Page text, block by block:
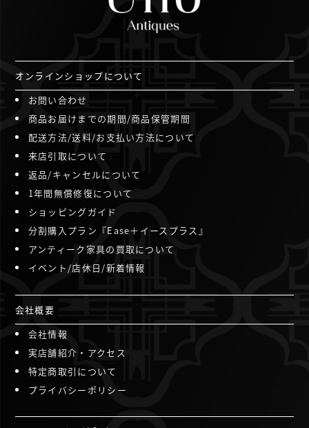
オンラインショップについて
お問い合わせ
商品お届けまでの期間/商品保管期間
配送方法/送料/お支払い方法について
来店引取について
返品/キャンセルについて
1年間無償修復について
ショッピングガイド
分割購入プラン『Ease＋イースプラス』
アンティーク家具の買取について
イベント/店休日/新着情報
会社概要
会社情報
実店舗紹介・アクセス
特定商取引について
プライバシーポリシー